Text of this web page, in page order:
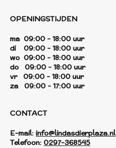
OPENINGSTIJDEN
ma 09:00 - 18:00 uur
di 09:00 - 18:00 uur
wo 09:00 - 18:00 uur
do 09:00 - 18:00 uur
vr 09:00 - 18:00 uur
za 09:00 - 17:00 uur
CONTACT
E-mail: info@lindasdierplaza.nl
Telefoon: 0297-368545